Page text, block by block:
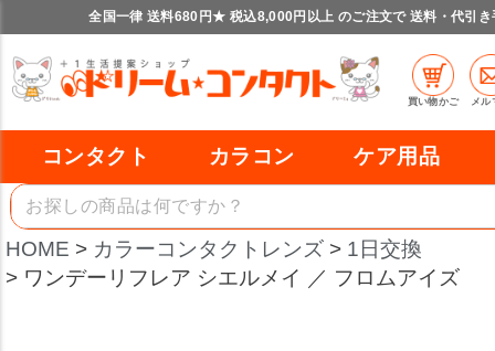
全国一律 送料680円★ 税込8,000円以上 のご注文で 送料・代引き
買い物かご メル
コンタクト カラコン ケア用品
HOME カラーコンタクトレンズ
1日交換
ワンデーリフレア シエルメイ ／ フロムアイズ